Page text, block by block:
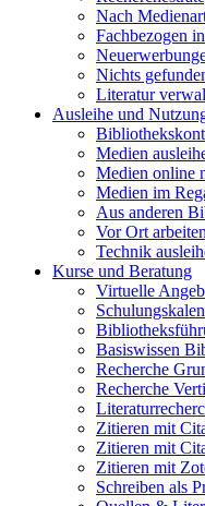
Nach
Fachbezogen
Nichts
Literatur
Ausleihe und
Medien
Medien online
Medien im
Aus anderen
Vor Ort
Technik
Kurse und Beratung
Virtuelle
Basiswissen
Recherche
Recherche
Zitieren mit
Zitieren mit
Zitieren mit
Schreiben als